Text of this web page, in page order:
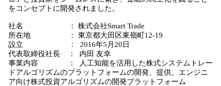
をコンセプトに開発されました。
社名 ： 株式会社Smart Trade
所在地 ： 東京都大田区東嶺町12-19
設立 ： 2016年5月20日
代表取締役社長 ： 内田 友幸
事業内容 ： 人工知能を活用した株式システムトレー
ドアルゴリズムのプラットフォームの開発、提供。エンジニ
ア向け株式投資アルゴリズムの開発プラットフォーム